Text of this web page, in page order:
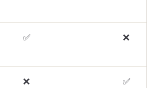
✅ ❌
❌ ✅